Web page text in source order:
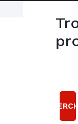
Vous
plus
sont
ou